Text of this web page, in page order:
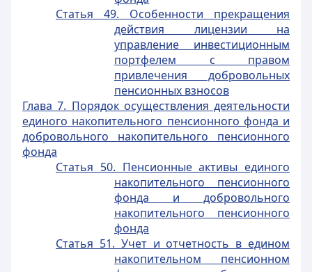
Статья 49. Особенности прекращения
действия лицензии на
управление инвестиционным
портфелем с правом
привлечения добровольных
пенсионных взносов
Глава 7. Порядок осуществления деятельности
единого накопительного пенсионного фонда и
добровольного накопительного пенсионного
фонда
Статья 50. Пенсионные активы единого
накопительного пенсионного
фонда и добровольного
накопительного пенсионного
фонда
Статья 51. Учет и отчетность в едином
накопительном пенсионном